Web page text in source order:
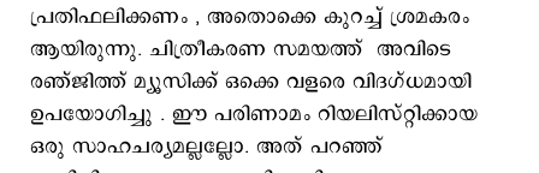
പ്രതിഫലിക്കണം , അതൊക്കെ കുറച്ച് ശ്രമകരം
ആയിരുന്നു. ചിത്രീകരണ സമയത്ത് അവിടെ
രഞ്ജിത്ത് മ്യൂസിക്ക് ഒക്കെ വളരെ വിദഗ്ധമായി
ഉപയോഗിച്ചു . ഈ പരിണാമം റിയലിസ്റ്റിക്കായ
ഒരു സാഹചര്യമല്ലല്ലോ. അത് പറഞ്ഞ്